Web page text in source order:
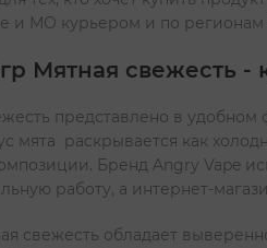
и МО курьером и по
Мятная свежесть
представлено в
мята раскрывается как
Бренд Angry Vape
работу, а интернет-
свежесть обладает